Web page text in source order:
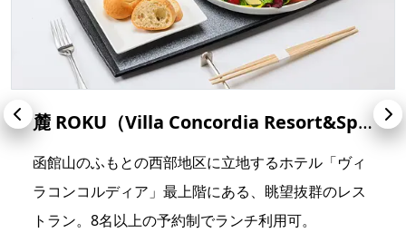
麓 ROKU（Villa Concordia Resort&Spa）
函館山のふもとの西部地区に立地するホテル「ヴィ
ラコンコルディア」最上階にある、眺望抜群のレス
トラン。8名以上の予約制でランチ利用可。